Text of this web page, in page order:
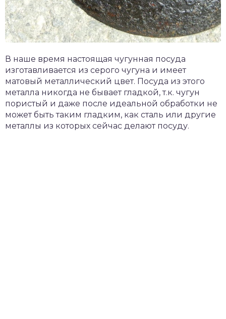
В наше время настоящая чугунная посуда
изготавливается из серого чугуна и имеет
матовый металлический цвет. Посуда из этого
металла никогда не бывает гладкой, т.к. чугун
пористый и даже после идеальной обработки не
может быть таким гладким, как сталь или другие
металлы из которых сейчас делают посуду.